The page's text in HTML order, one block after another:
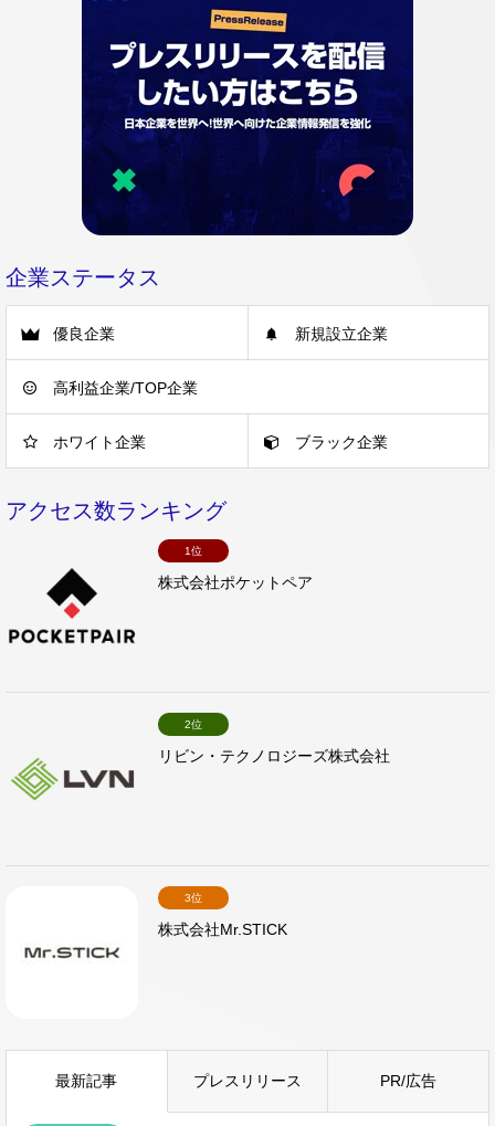
企業ステータス
優良企業 新規設立企業
高利益企業/TOP企業
ホワイト企業 ブラック企業
アクセス数ランキング
1位
株式会社ポケットペア
2位
リビン・テクノロジーズ株式会社
3位
株式会社Mr.STICK
最新記事 プレスリリース PR/広告